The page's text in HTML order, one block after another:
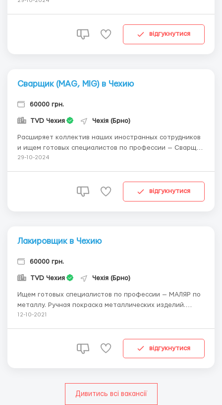
нанесення сухої або мокрої фарби. Надаєм...відгукнутися
Сварщик (MАG, MIG) в Чехию
60000 грн.
TVD Чехия Чехія (Брно)
Расширяет коллектив наших иностранных сотрудников
и ищем готовых специалистов по профессии — Сварщик
MАG/MIG . Требования: Ручная сварка металлический
черный лист, нержавейка, детали э...
29-10-2024
відгукнутися
Лакировщик в Чехию
60000 грн.
TVD Чехия Чехія (Брно)
Ищем готовых специалистов по профессии — МАЛЯР по
металлу. Ручная покраска металлических изделий.
Нужна практика работы на покрасочном цехе —
Предоставляем жилье, заводское питание. Работа ...
12-10-2021
відгукнутися
Дивитись всі вакансії